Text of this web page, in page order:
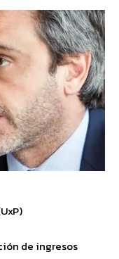
de ingresos